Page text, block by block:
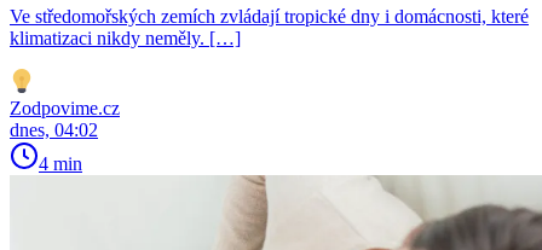
Ve středomořských zemích zvládají tropické dny i domácnosti, které
klimatizaci nikdy neměly. […]
Zodpovime.cz
dnes, 04:02
4 min